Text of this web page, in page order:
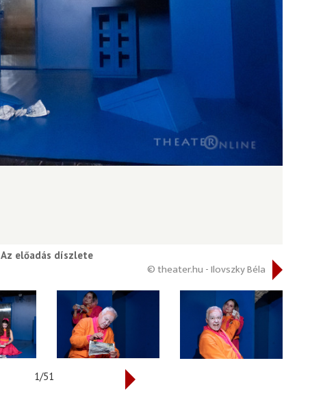
Az előadás díszlete
© theater.hu - Ilovszky Béla
1/51